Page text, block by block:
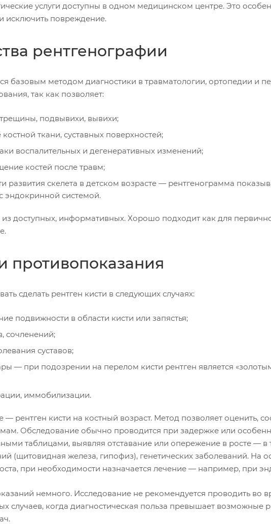
услуги доступны в одном медицинском центре. Это
исключить повреждение.
рентгенографии
базовым методом диагностики в травматологии, ортопедии и
так как позволяет:
подвывихи, вывихи;
ткани, суставных поверхностей;
воспалительных и дегенеративных изменений;
костей после травм;
развития скелета в детском возрасте — рентгенограмма
эндокринной системой.
доступных, информативных. Хорошо подходит как для
противопоказания
сделать рентген кисти в следующих случаях:
подвижности в области кисти или запястья;
сочленений;
суставов;
— при подозрении на перелом кисти рентген является
иммобилизации.
рентген кисти на костный возраст. Метод позволяет оценить,
Обследование обычно проводится при задержке или
таблицами, выявляя отставание или опережение в росте — в
(щитовидная железа, гипофиз), генетических заболеваний. На
при необходимости назначается лечение — например, при
немного. Исследование не рекомендуется проводить во
случаев, когда диагностическая польза превышает возможные